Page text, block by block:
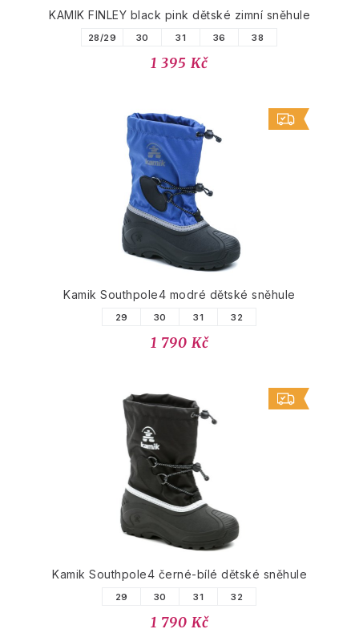
KAMIK FINLEY black pink dětské zimní sněhule
28/29 30 31 36 38
1 395 Kč
Kamik Southpole4 modré dětské sněhule
29 30 31 32
1 790 Kč
Kamik Southpole4 černé-bílé dětské sněhule
29 30 31 32
1 790 Kč